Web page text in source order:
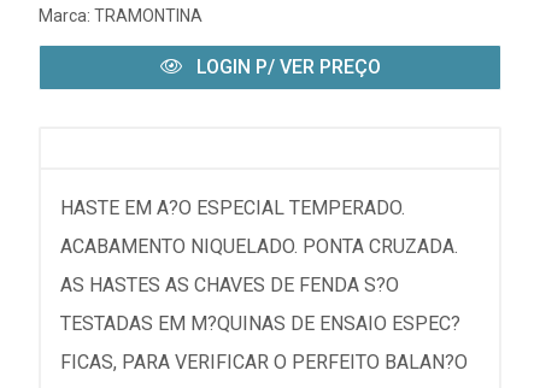
Marca: TRAMONTINA
LOGIN P/ VER PREÇO
HASTE EM A?O ESPECIAL TEMPERADO.
ACABAMENTO NIQUELADO. PONTA CRUZADA.
AS HASTES AS CHAVES DE FENDA S?O
TESTADAS EM M?QUINAS DE ENSAIO ESPEC?
FICAS, PARA VERIFICAR O PERFEITO BALAN?O